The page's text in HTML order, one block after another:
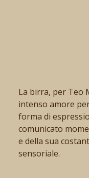
La birra, per Teo
intenso amore
forma di
comunicato
e della sua
sensoriale.